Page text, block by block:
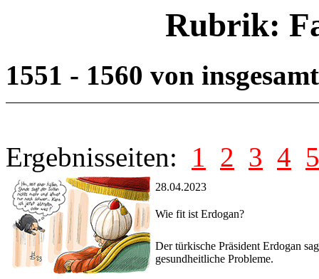
Rubrik:
1551 - 1560 von
Ergebnisseiten: 1 2 3 4 5
28.04.2023
Wie fit ist Erdogan?
Der türkische Präsident Erdogan
gesundheitliche Probleme.